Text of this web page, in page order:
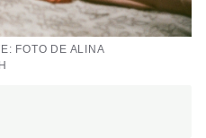
FOTO DE ALINA